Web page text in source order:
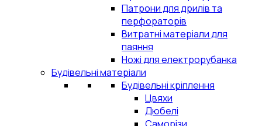
Патрони для дрилів та
перфораторів
Витратні матеріали для
паяння
Ножі для електрорубанка
Будівельні матеріали
Будівельні кріплення
Цвяхи
Дюбелі